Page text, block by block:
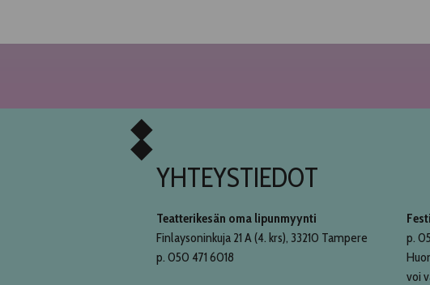
YHTEYSTIEDOT
Teatterikesän oma lipunmyynti
Finlaysoninkuja 21 A (4. krs), 33210 Tampere
p. 050 471 6018
p.
voi